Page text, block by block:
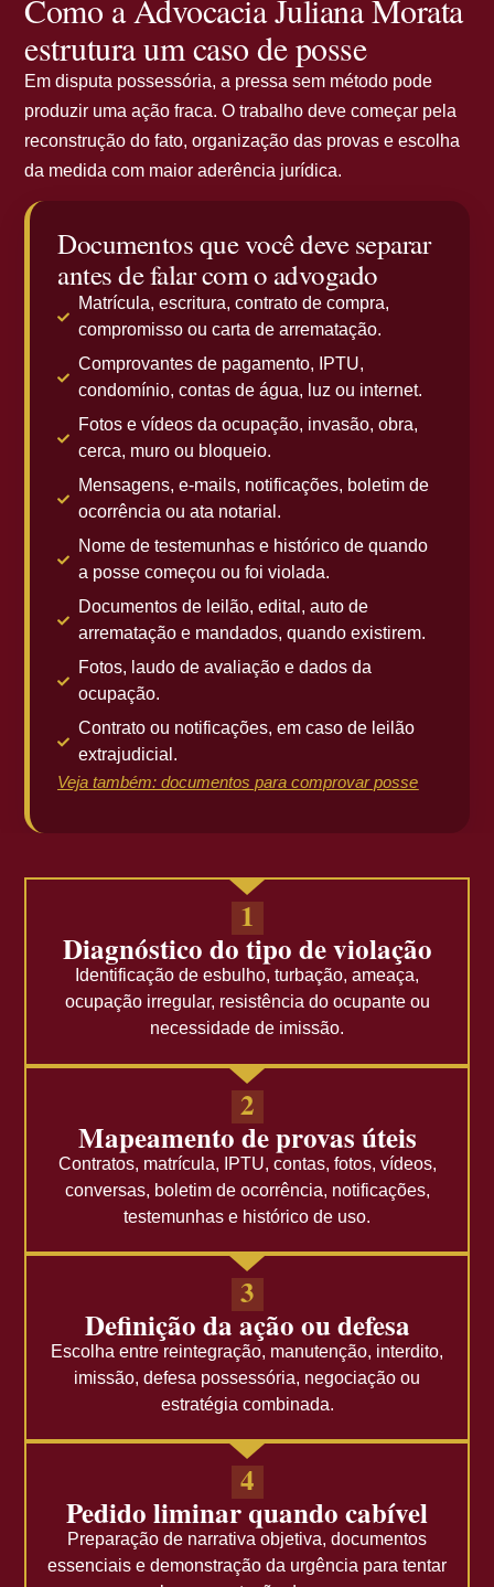
Como a Advocacia Juliana Morata
estrutura um caso de posse
Em disputa possessória, a pressa sem método pode
produzir uma ação fraca. O trabalho deve começar pela
reconstrução do fato, organização das provas e escolha
da medida com maior aderência jurídica.
Documentos que você deve separar
antes de falar com o advogado
Matrícula, escritura, contrato de compra,
compromisso ou carta de arrematação.
Comprovantes de pagamento, IPTU,
condomínio, contas de água, luz ou internet.
Fotos e vídeos da ocupação, invasão, obra,
cerca, muro ou bloqueio.
Mensagens, e-mails, notificações, boletim de
ocorrência ou ata notarial.
Nome de testemunhas e histórico de quando
a posse começou ou foi violada.
Documentos de leilão, edital, auto de
arrematação e mandados, quando existirem.
Fotos, laudo de avaliação e dados da
ocupação.
Contrato ou notificações, em caso de leilão
extrajudicial.
Veja também: documentos para comprovar posse
1
Diagnóstico do tipo de violação
Identificação de esbulho, turbação, ameaça,
ocupação irregular, resistência do ocupante ou
necessidade de imissão.
2
Mapeamento de provas úteis
Contratos, matrícula, IPTU, contas, fotos, vídeos,
conversas, boletim de ocorrência, notificações,
testemunhas e histórico de uso.
3
Definição da ação ou defesa
Escolha entre reintegração, manutenção, interdito,
imissão, defesa possessória, negociação ou
estratégia combinada.
4
Pedido liminar quando cabível
Preparação de narrativa objetiva, documentos
essenciais e demonstração da urgência para tentar